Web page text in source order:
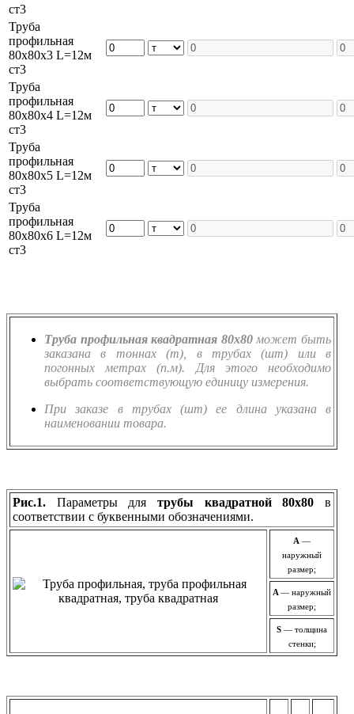
ст3
Труба
профильная
80х80х3 L=12м
ст3
Труба
профильная
80х80х4 L=12м
ст3
Труба
профильная
80х80х5 L=12м
ст3
Труба
профильная
80х80х6 L=12м
ст3
Труба профильная квадратная 80х80может быть
заказана в тоннах (т), в трубах (шт) или в
погонных метрах (п.м). Для этого необходимо
выбрать соответствующую единицу измерения.
При заказе в трубах (шт) ее длина указана в
наименовании товара.
Рис.1. Параметры для трубы квадратной 80х80 в
соответствии с буквенными обозначениями.
A —
наружный
размер;
A — наружный
размер;
S — толщина
стенки;